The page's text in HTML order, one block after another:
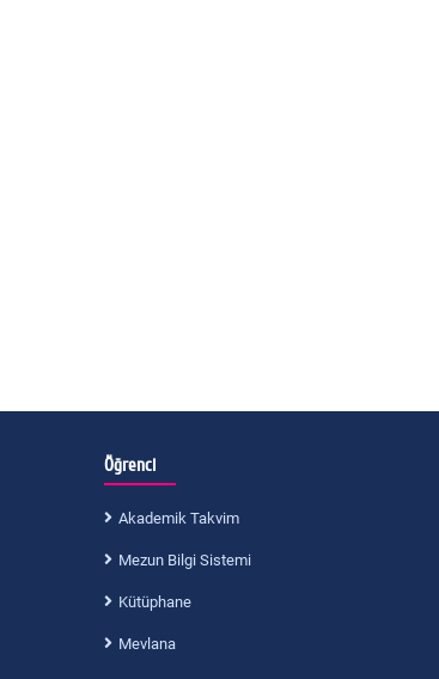
Öğrenci
Akademik Takvim
Mezun Bilgi Sistemi
Kütüphane
Mevlana